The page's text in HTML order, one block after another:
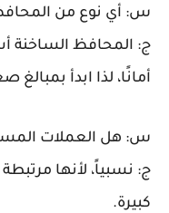
س: أي نوع من
ج: المحافظ الساخنة
أمانًا، لذا ابدأ بمبالغ
س: هل العملات
ج: نسبياً، لأنها مرتبطة
كبيرة.